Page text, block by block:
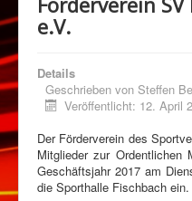
e.V.
Details
Geschrieben von Steffen
Veröffentlicht: 12. April
Der Förderverein des
Mitglieder zur Ordentlichen
Geschäftsjahr 2017 am
die Sporthalle Fischbach ein.